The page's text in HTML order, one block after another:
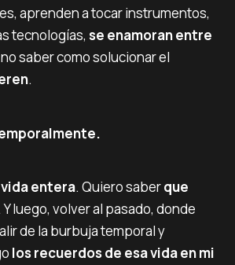
aprenden a tocar instrumentos,
tecnologías, se enamoran entre
saber como solucionar el
.
vida entera. Quiero saberque
Y luego, volver al pasado, donde
de la burbuja temporal y
los recuerdos de esa vida en mi